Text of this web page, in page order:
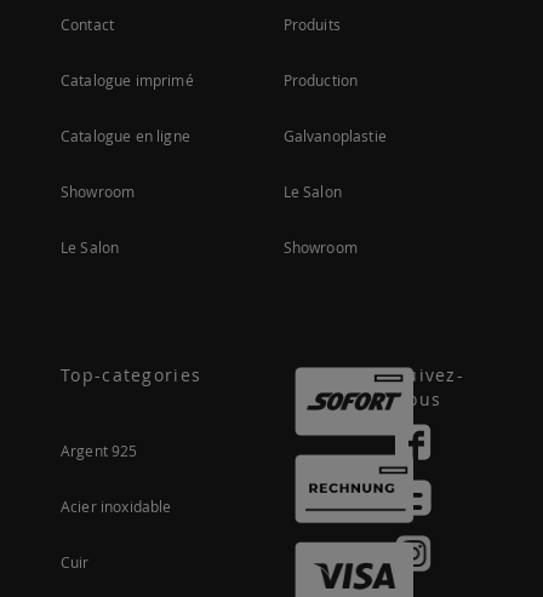
Contact
Catalogue imprimé
Catalogue en ligne
Showroom
Le Salon
Produits
Production
Galvanoplastie
Le Salon
Showroom
Top-categories
Argent 925
Acier inoxidable
Cuir
Suivez-
nous